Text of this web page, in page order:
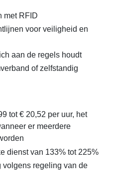
met RFID
voor veiligheid en
aan de regels houdt
of zelfstandig
tot € 20,52 per uur, het
er meerdere
dienst van 133% tot 225%
volgens regeling van de